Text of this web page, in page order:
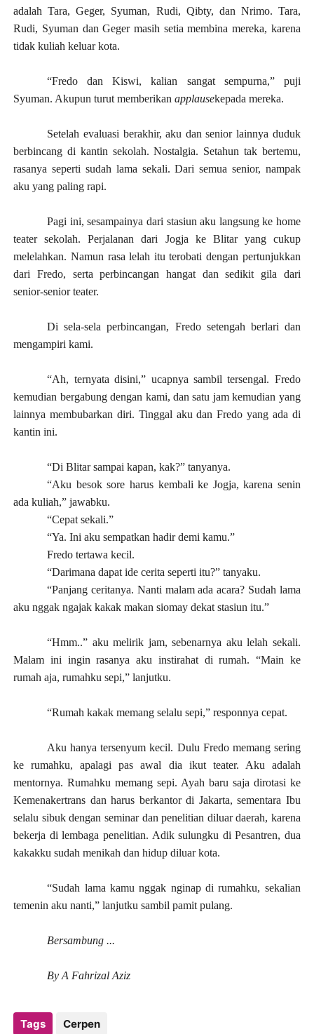
adalah Tara, Geger, Syuman, Rudi, Qibty, dan Nrimo. Tara,
Rudi, Syuman dan Geger masih setia membina mereka, karena
tidak kuliah keluar kota.
“Fredo dan Kiswi, kalian sangat sempurna,” puji
Syuman. Akupun turut memberikanapplausekepada mereka.
Setelah evaluasi berakhir, aku dan senior lainnya duduk
berbincang di kantin sekolah. Nostalgia. Setahun tak bertemu,
rasanya seperti sudah lama sekali. Dari semua senior, nampak
aku yang paling rapi.
Pagi ini, sesampainya dari stasiun aku langsung ke home
teater sekolah. Perjalanan dari Jogja ke Blitar yang cukup
melelahkan. Namun rasa lelah itu terobati dengan pertunjukkan
dari Fredo, serta perbincangan hangat dan sedikit gila dari
senior-senior teater.
Di sela-sela perbincangan, Fredo setengah berlari dan
mengampiri kami.
“Ah, ternyata disini,” ucapnya sambil tersengal. Fredo
kemudian bergabung dengan kami, dan satu jam kemudian yang
lainnya membubarkan diri. Tinggal aku dan Fredo yang ada di
kantin ini.
“Di Blitar sampai kapan, kak?” tanyanya.
“Aku besok sore harus kembali ke Jogja, karena senin
ada kuliah,” jawabku.
“Cepat sekali.”
“Ya. Ini aku sempatkan hadir demi kamu.”
Fredo tertawa kecil.
“Darimana dapat ide cerita seperti itu?” tanyaku.
“Panjang ceritanya. Nanti malam ada acara? Sudah lama
aku nggak ngajak kakak makan siomay dekat stasiun itu.”
“Hmm..” aku melirik jam, sebenarnya aku lelah sekali.
Malam ini ingin rasanya aku instirahat di rumah. “Main ke
rumah aja, rumahku sepi,” lanjutku.
“Rumah kakak memang selalu sepi,” responnya cepat.
Aku hanya tersenyum kecil. Dulu Fredo memang sering
ke rumahku, apalagi pas awal dia ikut teater. Aku adalah
mentornya. Rumahku memang sepi. Ayah baru saja dirotasi ke
Kemenakertrans dan harus berkantor di Jakarta, sementara Ibu
selalu sibuk dengan seminar dan penelitian diluar daerah, karena
bekerja di lembaga penelitian. Adik sulungku di Pesantren, dua
kakakku sudah menikah dan hidup diluar kota.
“Sudah lama kamu nggak nginap di rumahku, sekalian
temenin aku nanti,” lanjutku sambil pamit pulang.
Bersambung ...
By A Fahrizal Aziz
Tags Cerpen